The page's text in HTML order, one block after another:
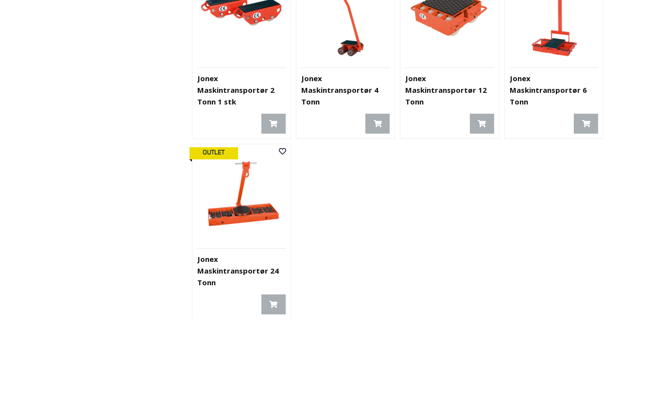
Jonex
Maskintransportør 2
Tonn 1 stk
Jonex
Maskintransportør 4
Tonn
Jonex
Maskintransportør 12
Tonn
Jonex
Maskintransportør 6
Tonn
OUTLET
Jonex
Maskintransportør 24
Tonn